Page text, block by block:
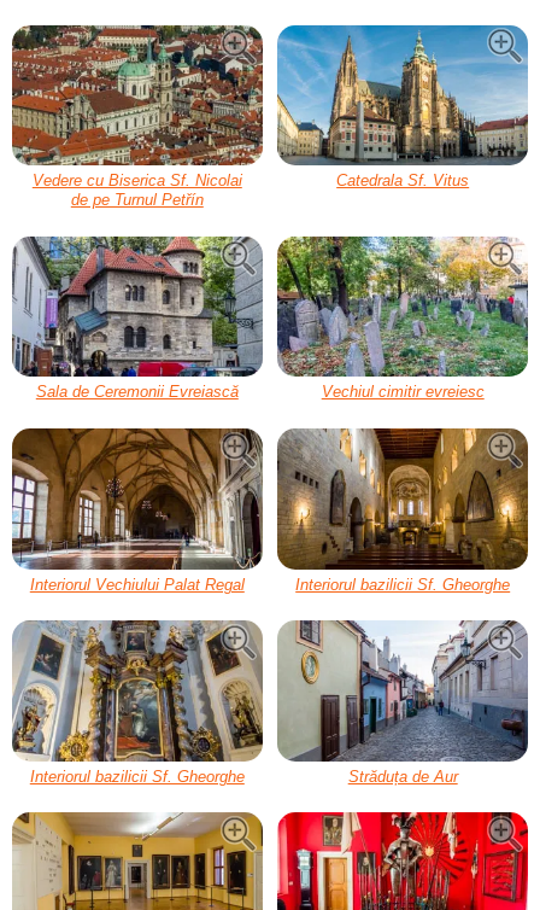
Vedere cu Biserica Sf. Nicolai
de pe Turnul Petřín
Catedrala Sf. Vitus
Sala de Ceremonii Evreiască Vechiul cimitir evreiesc
Interiorul Vechiului Palat Regal Interiorul bazilicii Sf. Gheorghe
Interiorul bazilicii Sf. Gheorghe Străduța de Aur